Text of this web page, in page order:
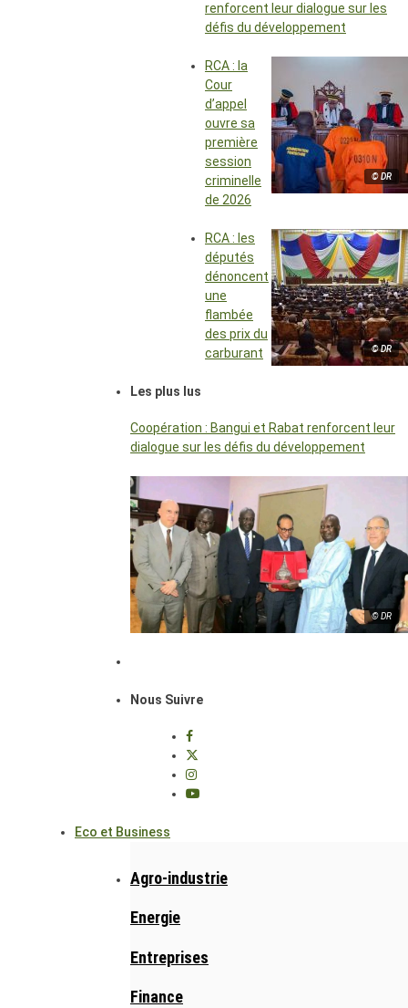
renforcent leur dialogue sur les
défis du développement
© DR
RCA : la
Cour
d’appel
ouvre sa
première
session
criminelle
de 2026
© DR
RCA : les
députés
dénoncent
une
flambée
des prix du
carburant
Les plus lus
Coopération : Bangui et Rabat renforcent leur
dialogue sur les défis du développement
© DR
Nous Suivre
Eco et Business
Agro-industrie
Energie
Entreprises
Finance